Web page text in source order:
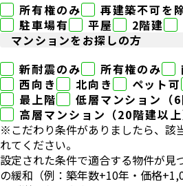
所有権のみ
再建築不可を
駐車場有
平屋 2階建
マンションをお探しの方
新耐震のみ
所有権のみ
西向き
北向き ペット可
最上階
低層マンション（6
高層マンション（20階建以上
※こだわり条件がありましたら、該
れてください。
設定された条件で適合する物件が見
の緩和（例：築年数+10年・価格